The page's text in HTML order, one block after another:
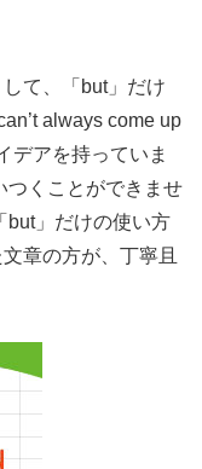
て、「but」だけ
always come up
デアを持っていま
つくことができませ
but」だけの使い方
章の方が、丁寧且